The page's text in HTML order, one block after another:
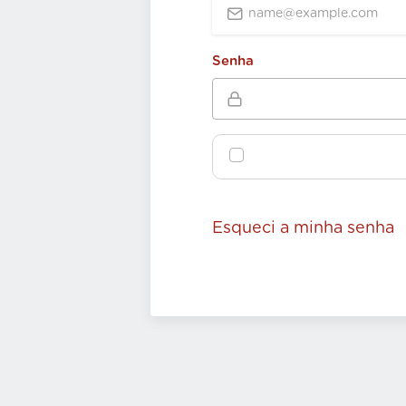
Senha
Esqueci a minha senha